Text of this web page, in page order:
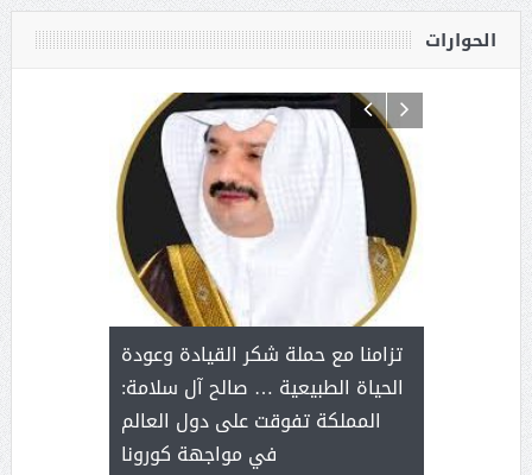
الحوارات
مع
بنت
تزامنا مع حملة شكر القيادة وعودة
الحياة الطبيعية … صالح آل سلامة:
المملكة تفوقت على دول العالم
في مواجهة كورونا
على برامج